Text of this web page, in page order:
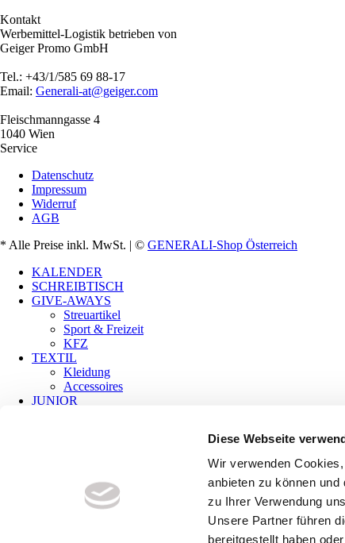
Diese Webseite
Wir verwenden
anbieten zu können
zu Ihrer Verwendung
Unsere Partner führen
bereitgestellt haben
Kontakt
Werbemittel-Logistik betrieben von
Geiger Promo GmbH
Tel.: +43/1/585 69 88-17
Email: Generali-at@geiger.com
Fleischmanngasse 4
1040 Wien
Service
Datenschutz
Impressum
Widerruf
AGB
* Alle Preise inkl. MwSt. | © GENERALI-Shop Österreich
KALENDER
SCHREIBTISCH
GIVE-AWAYS
Streuartikel
Sport & Freizeit
KFZ
TEXTIL
Kleidung
Accessoires
JUNIOR
GIVE-AWAYS
Streuartikel
Sport & Freizeit